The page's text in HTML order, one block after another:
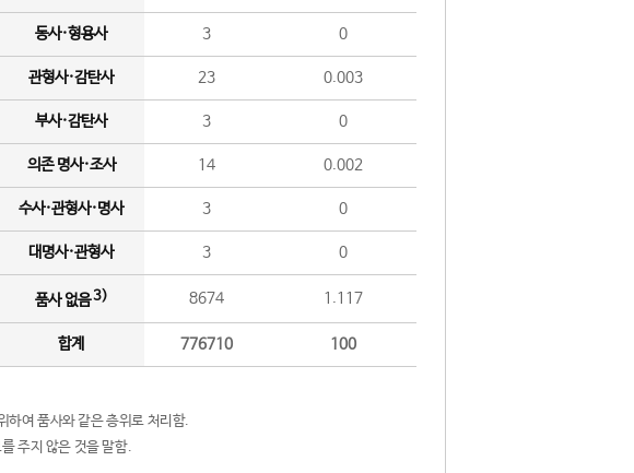
동사·형용사 3 0
관형사·감탄사 23 0.003
부사·감탄사 3 0
의존 명사·조사 14 0.002
수사·관형사·명사 3 0
대명사·관형사 3 0
품사 없음3) 8674 1.117
합계 776710 100
하여 품사와 같은 층위로 처리함.
주지 않은 것을 말함.